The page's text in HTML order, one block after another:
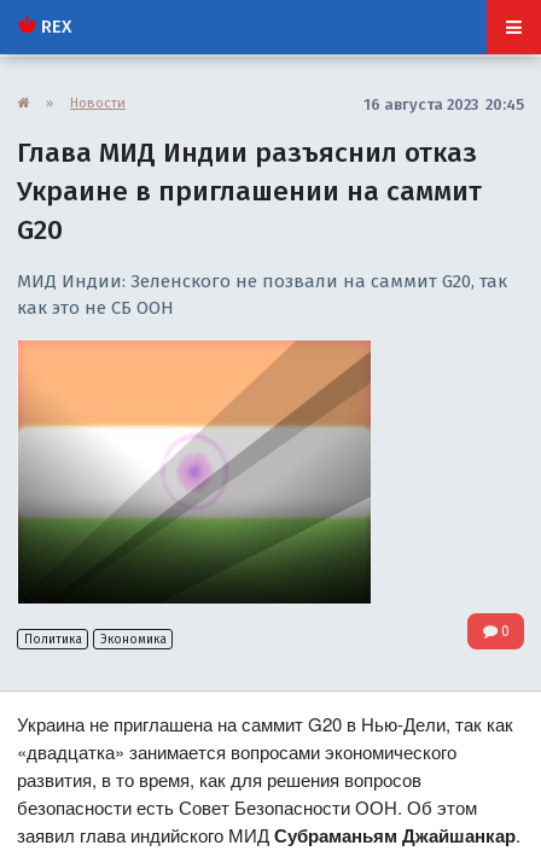
REX
» Новости 16 августа 2023 20:45
Глава МИД Индии разъяснил отказ
Украине в приглашении на саммит
G20
МИД Индии: Зеленского не позвали на саммит G20, так
как это не СБ ООН
Политика Экономика 0
Украина не приглашена на саммит G20 в Нью-Дели, так как
«двадцатка» занимается вопросами экономического
развития, в то время, как для решения вопросов
безопасности есть Совет Безопасности ООН. Об этом
заявил глава индийского МИДСубраманьям Джайшанкар.